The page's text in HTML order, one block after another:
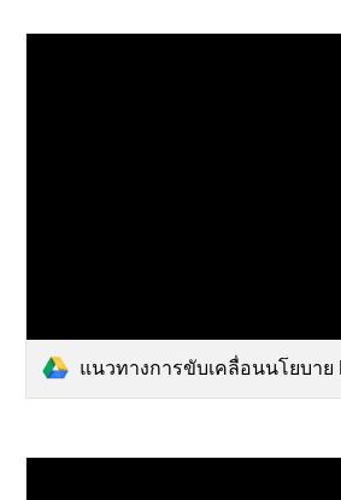
แนวทางการขับเคลื่อนนโยบาย No gift